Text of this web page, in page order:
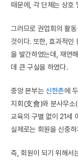
때문에, 각 단체는 상호
그러므로 권업회의 활
것이다. 또한, 효과적인
을 발간하였는데, 재연
데 큰 구실을 하였다.
중앙 본부는 신한촌에
지회(支會)와 분사무소
교육의 구별 없이 21세
실제로는 회원을 신중
즉, 회원이 되기 위해서